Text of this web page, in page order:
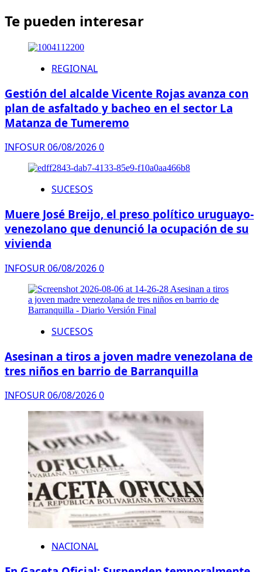
Te pueden interesar
REGIONAL
Gestión del alcalde Vicente Rojas avanza con
plan de asfaltado y bacheo en el sector La
Matanza de Tumeremo
INFOSUR06/08/20260
SUCESOS
Muere José Breijo, el preso político uruguayo-
venezolano que denunció la ocupación de su
vivienda
INFOSUR06/08/20260
SUCESOS
Asesinan a tiros a joven madre venezolana de
tres niños en barrio de Barranquilla
INFOSUR06/08/20260
NACIONAL